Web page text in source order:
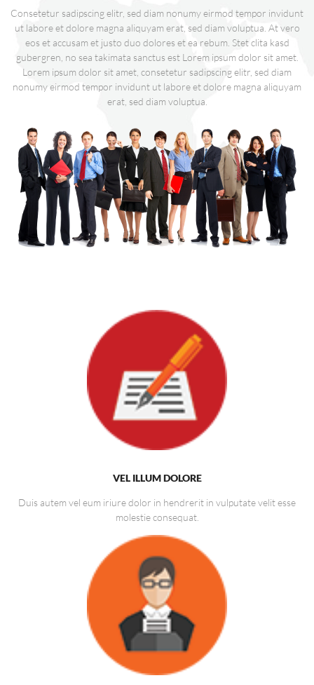
Consetetur sadipscing elitr, sed diam nonumy eirmod tempor invidunt
ut labore et dolore magna aliquyam erat, sed diam voluptua. At vero
eos et accusam et justo duo dolores et ea rebum. Stet clita kasd
gubergren, no sea takimata sanctus est Lorem ipsum dolor sit amet.
Lorem ipsum dolor sit amet, consetetur sadipscing elitr, sed diam
nonumy eirmod tempor invidunt ut labore et dolore magna aliquyam
erat, sed diam voluptua.
VEL ILLUM DOLORE
Duis autem vel eum iriure dolor in hendrerit in vulputate velit esse
molestie consequat.